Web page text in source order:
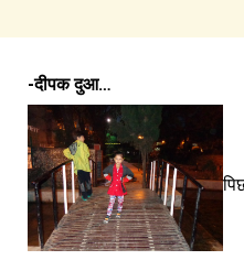
-दीपक दुआ…